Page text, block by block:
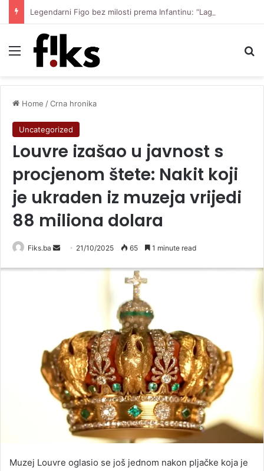
Menu
Home /Crna hronika
Uncategorized
Louvre izašao u javnost s
procjenom štete: Nakit koji
je ukraden iz muzeja vrijedi
88 miliona dolara
Fiks.ba
Send 21/10/2025 65 1 minute read
Muzej Louvre oglasio se još jednom nakon pljačke koja je